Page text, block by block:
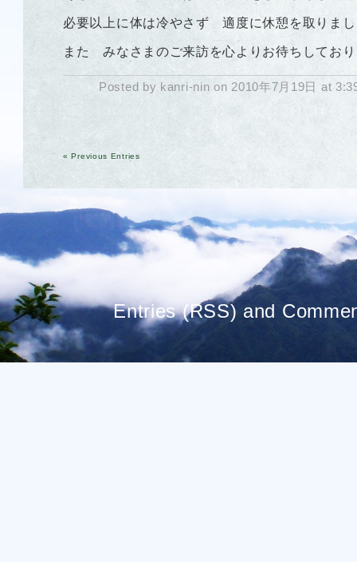
必要以上に体は冷やさず 適度に休憩を取りま
また みなさまのご来訪を心よりお待ちしてお
Posted by kanri-nin on 2010年7月19日 at
« Previous Entries
Entries (RSS) and